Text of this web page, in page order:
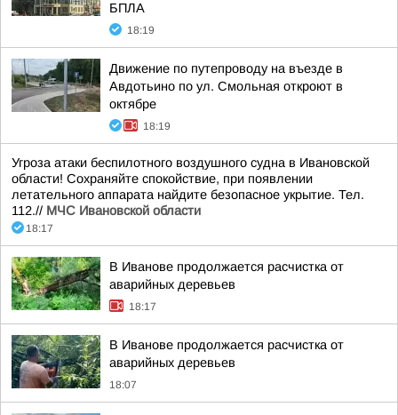
БПЛА
18:19
Движение по путепроводу на въезде в
Авдотьино по ул. Смольная откроют в
октябре
18:19
Угроза атаки беспилотного воздушного судна в Ивановской
области! Сохраняйте спокойствие, при появлении
летательного аппарата найдите безопасное укрытие. Тел.
112.// МЧС Ивановской области
18:17
В Иванове продолжается расчистка от
аварийных деревьев
18:17
В Иванове продолжается расчистка от
аварийных деревьев
18:07